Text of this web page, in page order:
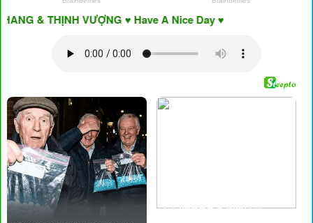
& THỊNH VƯỢNG ♥ Have A Nice Day ♥